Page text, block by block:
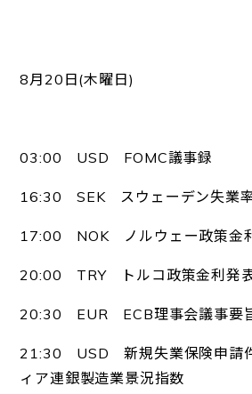
8月20日(木曜日)
03:00 USD FOMC議事録
16:30 SEK スウェーデン失業
17:00 NOK ノルウェー政策金
20:00 TRY トルコ政策金利発
20:30 EUR ECB理事会議事要
21:30 USD 新規失業保険申請
ィア連銀製造業景況指数